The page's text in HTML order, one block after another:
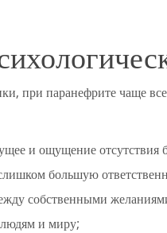
при паранефрите чаще
и ощущение отсутствия
большую
собственными
и миру;